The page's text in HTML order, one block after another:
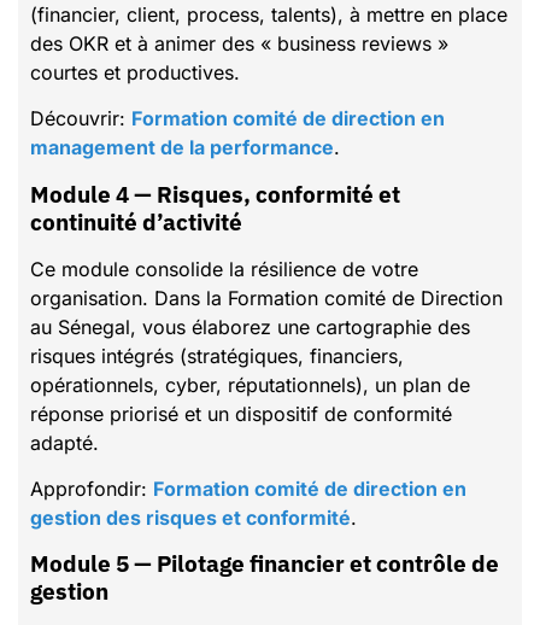
(financier, client, process, talents), à mettre en place
des OKR et à animer des « business reviews »
courtes et productives.
Découvrir: Formation comité de direction en
management de la performance.
Module 4 — Risques, conformité et
continuité d’activité
Ce module consolide la résilience de votre
organisation. Dans la Formation comité de Direction
au Sénegal, vous élaborez une cartographie des
risques intégrés (stratégiques, financiers,
opérationnels, cyber, réputationnels), un plan de
réponse priorisé et un dispositif de conformité
adapté.
Approfondir: Formation comité de direction en
gestion des risques et conformité.
Module 5 — Pilotage financier et contrôle de
gestion